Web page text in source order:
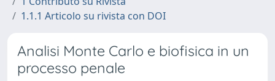
1.1.1 Articolo su rivista con DOI
Analisi Monte Carlo e biofisica in un
processo penale